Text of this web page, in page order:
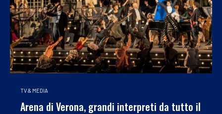
TV & MEDIA
Arena di Verona, grandi interpreti da tutto il